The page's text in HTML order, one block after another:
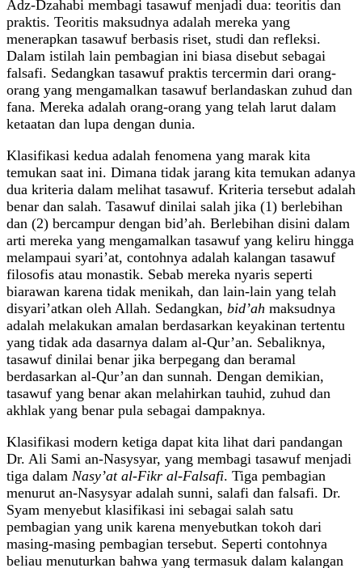
Adz-Dzahabi membagi tasawuf menjadi dua: teoritis dan
praktis. Teoritis maksudnya adalah mereka yang
menerapkan tasawuf berbasis riset, studi dan refleksi.
Dalam istilah lain pembagian ini biasa disebut sebagai
falsafi. Sedangkan tasawuf praktis tercermin dari orang-
orang yang mengamalkan tasawuf berlandaskan zuhud dan
fana. Mereka adalah orang-orang yang telah larut dalam
ketaatan dan lupa dengan dunia.
Klasifikasi kedua adalah fenomena yang marak kita
temukan saat ini. Dimana tidak jarang kita temukan adanya
dua kriteria dalam melihat tasawuf. Kriteria tersebut adalah
benar dan salah. Tasawuf dinilai salah jika (1) berlebihan
dan (2) bercampur dengan bid’ah. Berlebihan disini dalam
arti mereka yang mengamalkan tasawuf yang keliru hingga
melampaui syari’at, contohnya adalah kalangan tasawuf
filosofis atau monastik. Sebab mereka nyaris seperti
biarawan karena tidak menikah, dan lain-lain yang telah
disyari’atkan oleh Allah. Sedangkan, bid’ah maksudnya
adalah melakukan amalan berdasarkan keyakinan tertentu
yang tidak ada dasarnya dalam al-Qur’an. Sebaliknya,
tasawuf dinilai benar jika berpegang dan beramal
berdasarkan al-Qur’an dan sunnah. Dengan demikian,
tasawuf yang benar akan melahirkan tauhid, zuhud dan
akhlak yang benar pula sebagai dampaknya.
Klasifikasi modern ketiga dapat kita lihat dari pandangan
Dr. Ali Sami an-Nasysyar, yang membagi tasawuf menjadi
tiga dalam Nasy’at al-Fikr al-Falsafi. Tiga pembagian
menurut an-Nasysyar adalah sunni, salafi dan falsafi. Dr.
Syam menyebut klasifikasi ini sebagai salah satu
pembagian yang unik karena menyebutkan tokoh dari
masing-masing pembagian tersebut. Seperti contohnya
beliau menuturkan bahwa yang termasuk dalam kalangan